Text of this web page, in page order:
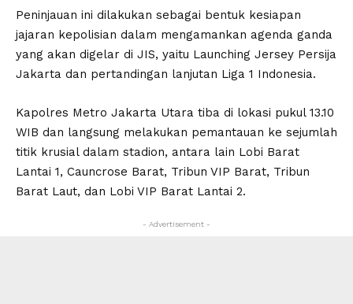
Peninjauan ini dilakukan sebagai bentuk kesiapan
jajaran kepolisian dalam mengamankan agenda ganda
yang akan digelar di JIS, yaitu Launching Jersey Persija
Jakarta dan pertandingan lanjutan Liga 1 Indonesia.
Kapolres Metro Jakarta Utara tiba di lokasi pukul 13.10
WIB dan langsung melakukan pemantauan ke sejumlah
titik krusial dalam stadion, antara lain Lobi Barat
Lantai 1, Cauncrose Barat, Tribun VIP Barat, Tribun
Barat Laut, dan Lobi VIP Barat Lantai 2.
- Advertisement -